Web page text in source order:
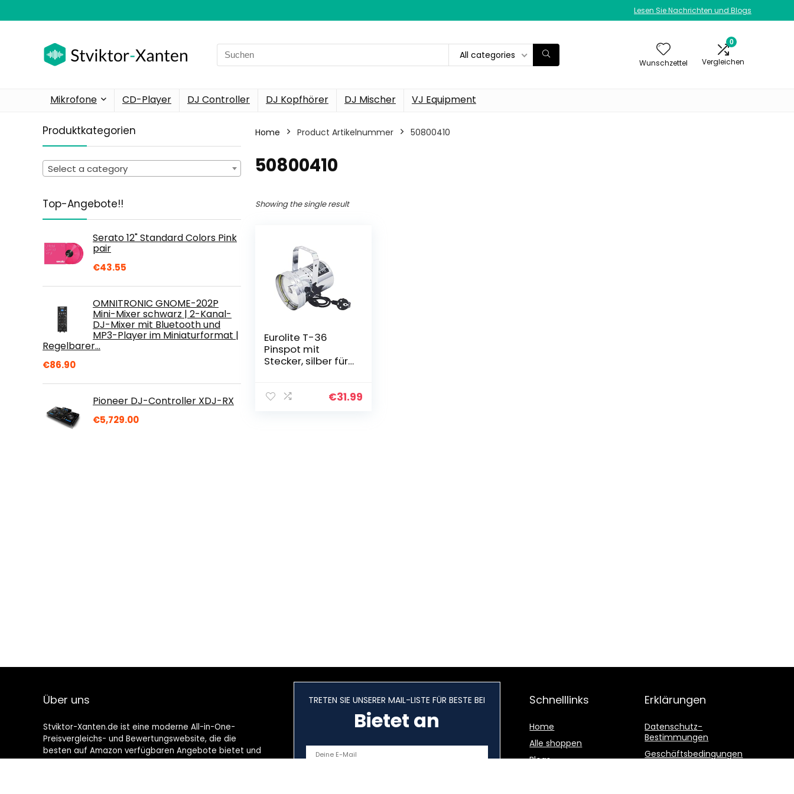
Lesen Sie Nachrichten und Blogs
Search
for:
All categories
Wunschzettel
0
Vergleichen
Mikrofone CD-Player DJ Controller DJ Kopfhörer DJ Mischer VJ Equipment
Produktkategorien
Select a category
Top-Angebote!!
Serato 12" Standard Colors Pink
pair
€43.55
OMNITRONIC GNOME-202P
Mini-Mixer schwarz | 2-Kanal-
DJ-Mixer mit Bluetooth und
MP3-Player im Miniaturformat |
Regelbarer…
€86.90
Pioneer DJ-Controller XDJ-RX
€5,729.00
Home Product Artikelnummer ‎50800410
‎50800410
Showing the single result
Eurolite T-36
Pinspot mit
Stecker, silber für
€31.99
Über uns
Stviktor-Xanten.de ist eine moderne All-in-One-
Preisvergleichs- und Bewertungswebsite, die die
besten auf Amazon verfügbaren Angebote bietet und
Sie durch die neuesten hinzugefügten Blogs auf dem
TRETEN SIE UNSERER MAIL-LISTE FÜR BESTE BEI
Bietet an
Schnelllinks
Home
Alle shoppen
Blogs
Erklärungen
Datenschutz-
Bestimmungen
Geschäftsbedingungen